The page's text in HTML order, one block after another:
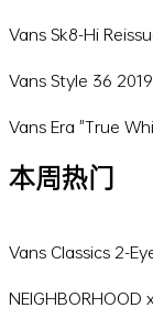
Vans Sk8-Hi
Vans Style 36
Vans Era "True
本周热门
Vans Classics 2-